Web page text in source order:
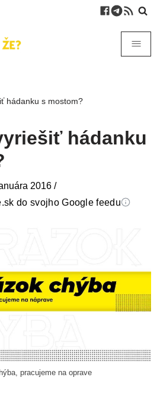
hádanku s mostom?
hádanku
2016 /
do svojho Google feedu
pracujeme na oprave